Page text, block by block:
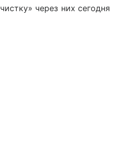
через них сегодня